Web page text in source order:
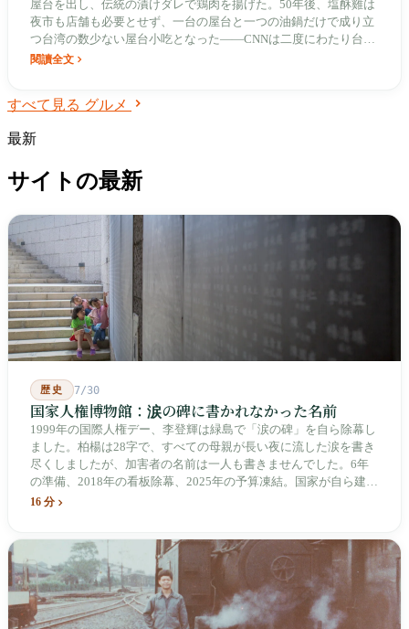
屋台を出し、伝統の漬けダレで鶏肉を揚げた。50年後、塩酥雞は
夜市も店舗も必要とせず、一台の屋台と一つの油鍋だけで成り立
つ台湾の数少ない屋台小吃となった——CNNは二度にわたり台湾
の必食べリストに選出したが、最も本格的な食べ方は、深夜に道
閱讀全文
すべて見る グルメ
最新
サイトの最新
歴史 7/30
国家人権博物館：涙の碑に書かれなかった名前
1999年の国際人権デー、李登輝は緑島で「涙の碑」を自ら除幕し
ました。柏楊は28字で、すべての母親が長い夜に流した涙を書き
尽くしましたが、加害者の名前は一人も書きませんでした。6年
の準備、2018年の看板除幕、2025年の予算凍結。国家が自ら建
て、自らが行ったことを記念する博物館です。しかし解厳から39
16 分